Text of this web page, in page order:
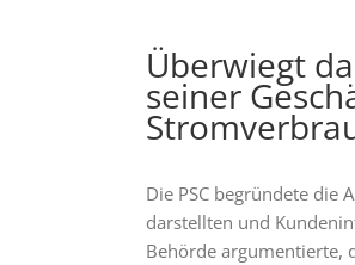
Überwiegt
seiner
Die PSC begründete die
darstellten und
Behörde argumentierte,